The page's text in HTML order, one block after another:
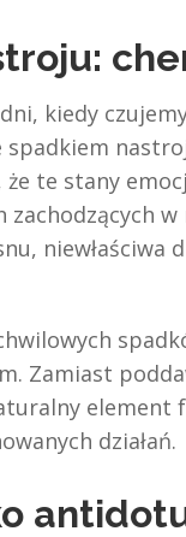
kiedy
spadkiem
te stany
zachodzących
niewłaściwa
Zamiast
element
działań.